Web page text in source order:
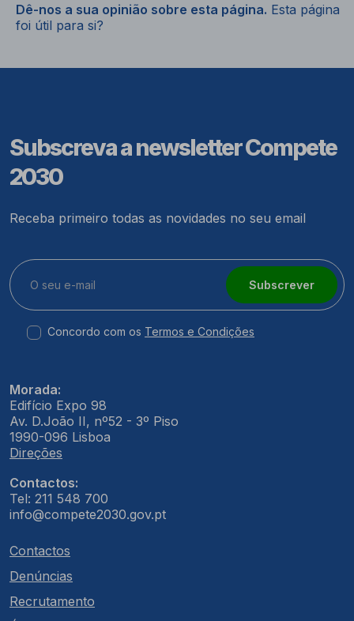
Dê-nos a sua opinião sobre esta página. Esta página
foi útil para si?
Subscreva a newsletter Compete
2030
Receba primeiro todas as novidades no seu email
Subscrever
Concordo com os Termos e Condições
Morada:
Edifício Expo 98
Av. D.João II, nº52 - 3º Piso
1990-096 Lisboa
Direções
Contactos:
Tel: 211 548 700
info@compete2030.gov.pt
Contactos
Denúncias
Recrutamento